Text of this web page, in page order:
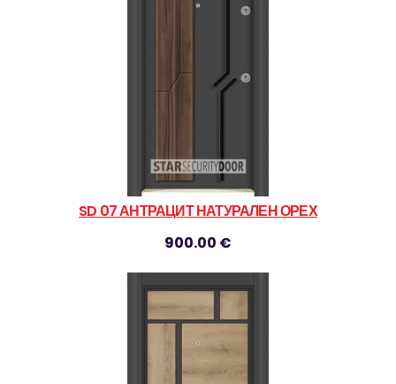
SD 07 АНТРАЦИТ НАТУРАЛЕН ОРЕХ
900.00 €